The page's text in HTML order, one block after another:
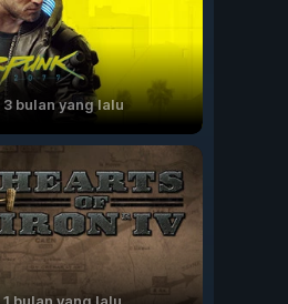
3 bulan yang lalu